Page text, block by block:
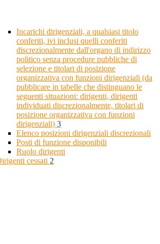
Incarichi dirigenziali, a qualsiasi titolo
conferiti, ivi inclusi quelli conferiti
discrezionalmente dall'organo di indirizzo
politico senza procedure pubbliche di
selezione e titolari di posizione
organizzativa con funzioni dirigenziali (da
pubblicare in tabelle che distinguano le
seguenti situazioni: dirigenti, dirigenti
individuati discrezionalmente, titolari di
posizione organizzativa con funzioni
dirigenziali) 3
Elenco posizioni dirigenziali discrezionali
Posti di funzione disponibili
Ruolo dirigenti
cessati 2